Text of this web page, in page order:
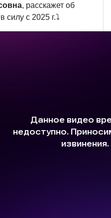
, расскажет об
силу с 2025 г.⤵